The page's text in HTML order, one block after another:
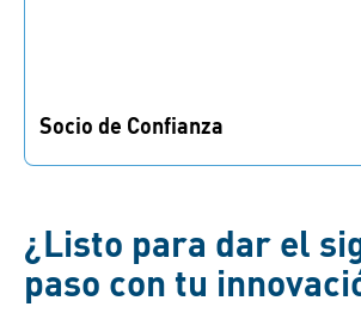
Socio de Confianza
¿Listo para dar el
paso con tu